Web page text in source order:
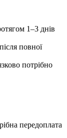
1–3 днів
повної
потрібно
передоплата